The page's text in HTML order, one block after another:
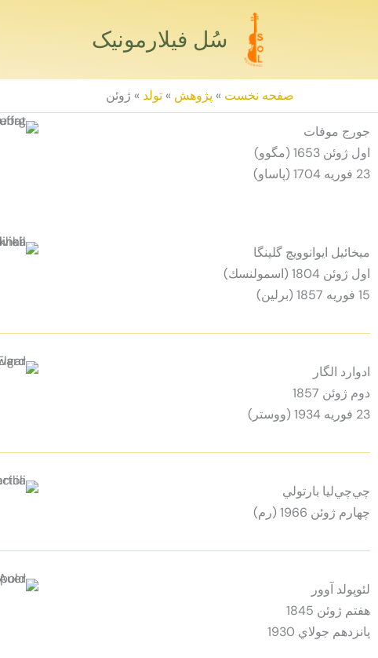
سُل فیلارمونیک
صفحه نخست » پژوهش » تولد » ژوئن
جورج موفات
اول ژوئن 1653 (مگوو)
23 فوريه 1704 (پاساو)
ميخائيل ايوانوويچ گلينگا
اول ژوئن 1804 (اسمولنسك)
15 فوريه 1857 (برلين)
ادوارد الگار
دوم ژوئن 1857
23 فوريه 1934 (ووستر)
چي‌چي‌ليا بارتولي
چهارم ژوئن 1966 (رم)
لئوپولد آوور
هفتم ژوئن 1845
پانزدهم جولاي 1930